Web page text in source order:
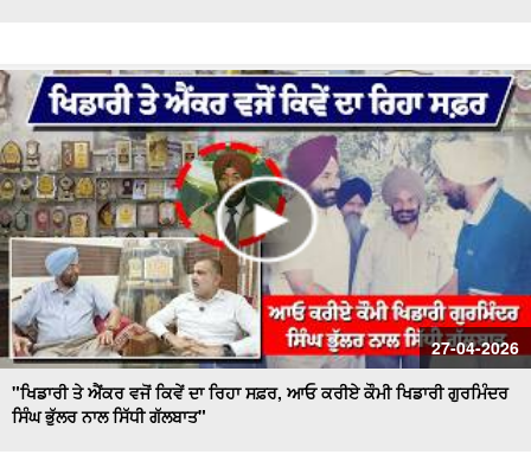
27-04-2026
"ਖਿਡਾਰੀ ਤੇ ਐਂਕਰ ਵਜੋਂ ਕਿਵੇਂ ਦਾ ਰਿਹਾ ਸਫ਼ਰ, ਆਓ ਕਰੀਏ ਕੌਮੀ ਖਿਡਾਰੀ ਗੁਰਮਿੰਦਰ
ਸਿੰਘ ਭੁੱਲਰ ਨਾਲ ਸਿੱਧੀ ਗੱਲਬਾਤ"